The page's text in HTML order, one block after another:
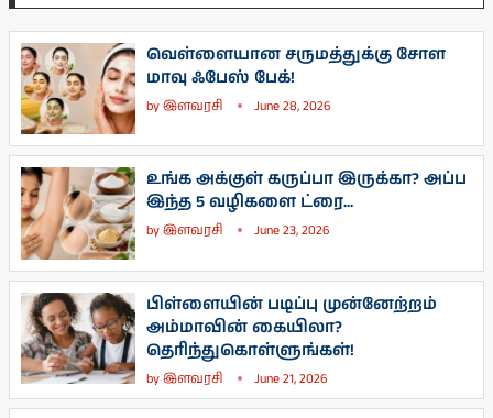
வெள்ளையான சருமத்துக்கு சோள
மாவு ஃபேஸ் பேக்!
byஇளவரசி June 28, 2026
உங்க அக்குள் கருப்பா இருக்கா? அப்ப
இந்த 5 வழிகளை ட்ரை...
byஇளவரசி June 23, 2026
பிள்ளையின் படிப்பு முன்னேற்றம்
அம்மாவின் கையிலா?
தெரிந்துகொள்ளுங்கள்!
byஇளவரசி June 21, 2026